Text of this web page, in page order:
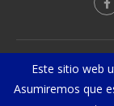
@2019 - Todos los
Este sitio web
Asumiremos que